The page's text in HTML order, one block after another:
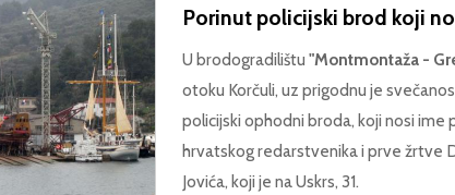
Porinut policijski brod koji
U brodogradilištu "Montmontaža -
otoku Korčuli, uz prigodnu je
policijski ophodni broda, koji nosi ime
hrvatskog redarstvenika i prve žrtve
Jovića, koji je na Uskrs, 31.